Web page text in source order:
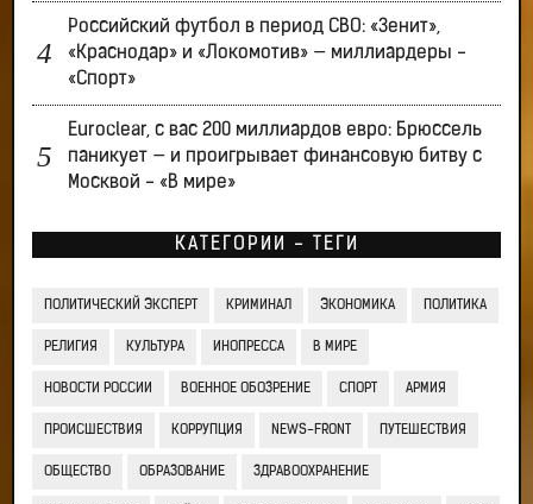
Российский футбол в период СВО: «Зенит»,
«Краснодар» и «Локомотив» — миллиардеры -
«Спорт»
Euroclear, с вас 200 миллиардов евро: Брюссель
паникует — и проигрывает финансовую битву с
Москвой - «В мире»
КАТЕГОРИИ - ТЕГИ
ПОЛИТИЧЕСКИЙ ЭКСПЕРТ КРИМИНАЛ ЭКОНОМИКА ПОЛИТИКА
РЕЛИГИЯ КУЛЬТУРА ИНОПРЕССА В МИРЕ
НОВОСТИ РОССИИ ВОЕННОЕ ОБОЗРЕНИЕ СПОРТ АРМИЯ
ПРОИСШЕСТВИЯ КОРРУПЦИЯ NEWS-FRONT ПУТЕШЕСТВИЯ
ОБЩЕСТВО ОБРАЗОВАНИЕ ЗДРАВООХРАНЕНИЕ